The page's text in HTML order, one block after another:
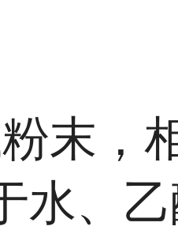
末，
、